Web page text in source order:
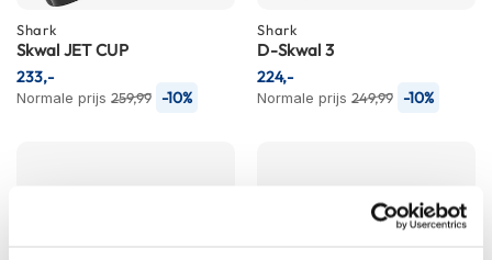
r
h
e
l
m
Shark
Skwal JET CUP
Normale prijs 259,99 -10%
233,-
Shark
D-Skwal 3
Normale prijs 249,99 -10%
224,-